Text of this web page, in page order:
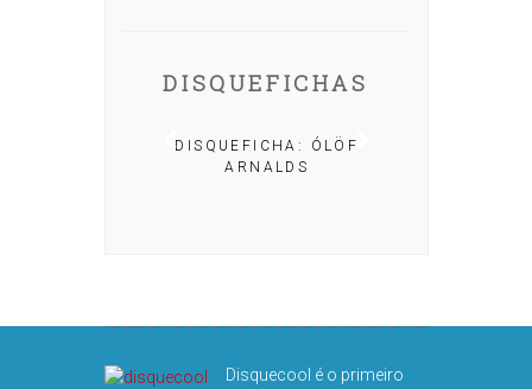
DISQUEFICHAS
DISQUEFICHA: ÓLÖF
ARNALDS
Disquecool é o primeiro